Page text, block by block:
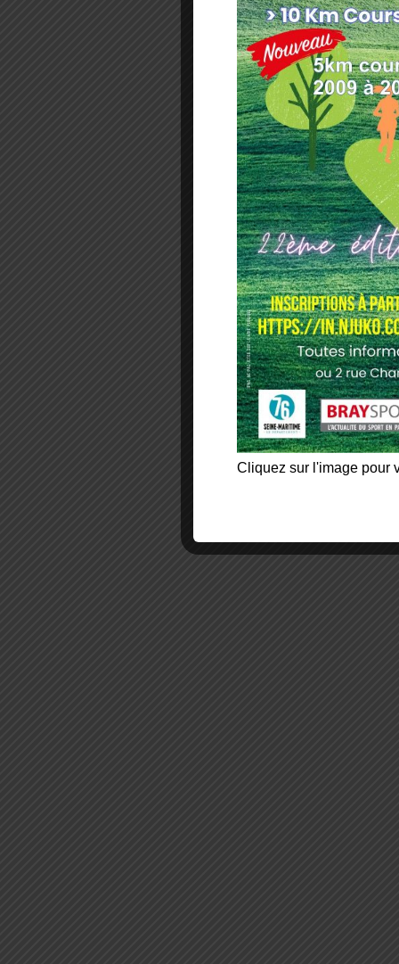
Cliquez sur l'image pour